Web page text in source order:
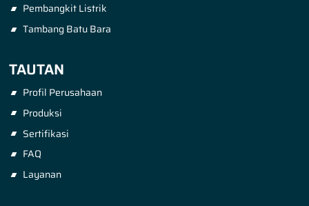
Pembangkit Listrik
Tambang Batu Bara
TAUTAN
Profil Perusahaan
Produksi
Sertifikasi
FAQ
Layanan